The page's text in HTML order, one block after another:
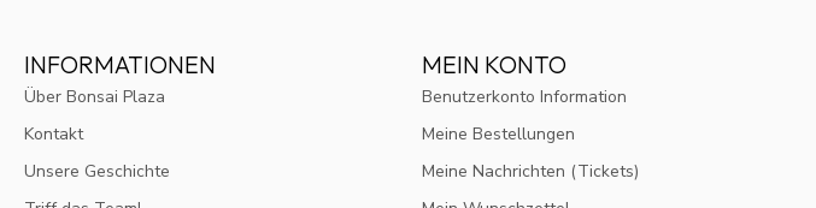
INFORMATIONEN
Über Bonsai Plaza
Kontakt
Unsere Geschichte
MEIN KONTO
Benutzerkonto Information
Meine Bestellungen
Meine Nachrichten (Tickets)